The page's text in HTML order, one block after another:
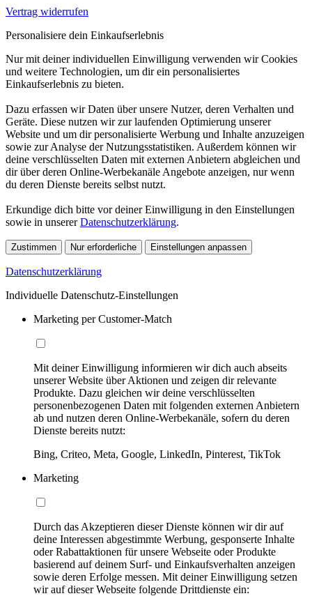
Vertrag widerrufen
Personalisiere dein Einkaufserlebnis
Nur mit deiner individuellen Einwilligung verwenden wir Cookies
und weitere Technologien, um dir ein personalisiertes
Einkaufserlebnis zu bieten.
Dazu erfassen wir Daten über unsere Nutzer, deren Verhalten und
Geräte. Diese nutzen wir zur laufenden Optimierung unserer
Website und um dir personalisierte Werbung und Inhalte anzuzeigen
sowie zur Analyse der Nutzungsstatistiken. Außerdem können wir
deine verschlüsselten Daten mit externen Anbietern abgleichen und
dir über deren Online-Werbekanäle Angebote anzeigen, nur wenn
du deren Dienste bereits selbst nutzt.
Erkundige dich bitte vor deiner Einwilligung in den Einstellungen
sowie in unsererDatenschutzerklärung.
Zustimmen Nur erforderliche Einstellungen anpassen
Datenschutzerklärung
Individuelle Datenschutz-Einstellungen
Marketing per Customer-Match
Mit deiner Einwilligung informieren wir dich auch abseits
unserer Website über Aktionen und zeigen dir relevante
Produkte. Dazu gleichen wir deine verschlüsselten
personenbezogenen Daten mit folgenden externen Anbietern
ab und nutzen deren Online-Werbekanäle, sofern du deren
Dienste bereits nutzt:
Bing, Criteo, Meta, Google, LinkedIn, Pinterest, TikTok
Marketing
Durch das Akzeptieren dieser Dienste können wir dir auf
deine Interessen abgestimmte Werbung, gesponserte Inhalte
oder Rabattaktionen für unsere Webseite oder Produkte
basierend auf deinem Surf- und Einkaufsverhalten anzeigen
sowie deren Erfolge messen. Mit deiner Einwilligung setzen
wir auf dieser Webseite folgende Drittdienste ein: